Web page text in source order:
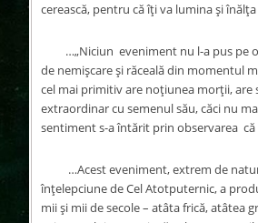
cerească, pentru că îți va lumina și
…„Niciun eveniment nu l-a pus pe
de nemișcare și răceală din momentul
cel mai primitiv are noțiunea morții, are
extraordinar cu semenul său, căci nu
sentiment s-a întărit prin observarea
…Acest eveniment, extrem de
înțelepciune de Cel Atotputernic, a
mii și mii de secole – atâta frică, atâtea